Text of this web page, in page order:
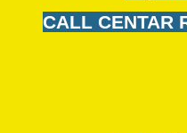
CALL CENTAR